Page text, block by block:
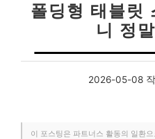
폴딩형 태블릿
니 정
2026-05-08
이 포스팅은 파트너스 활동의 일환